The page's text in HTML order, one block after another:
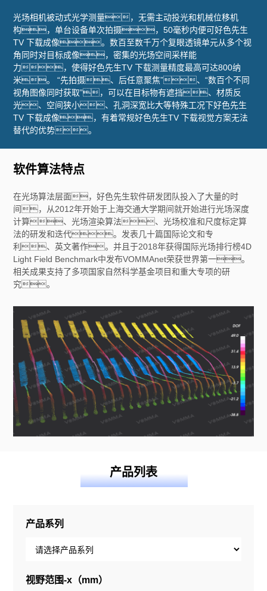
光场相机被动式光学测量，无需主动投光和机械位移机
构，单台设备单次拍摄，50毫秒内便可好色先生
TV 下载成像。数百至数千万个复眼透镜单元从多个视
角同时对目标成像，密集的光场空间采样能
力，使得好色先生TV 下载测量精度最高可达800纳
米。 “先拍摄、后任意聚焦”、“数百个不同
视角图像同时获取”，可以在目标物有遮挡、材质反
光、空间狭小、孔洞深宽比大等特殊工况下好色先生
TV 下载成像，有着常规好色先生TV 下载视觉方案无法
替代的优势。
软件算法特点
在光场算法层面，好色先生软件研发团队投入了大量的时
间，从2012年开始于上海交通大学期间就开始进行光场深度
计算、光场渲染算法、光场校准和尺度标定算
法的研发和迭代。发表几十篇国际论文和专
利、英文著作。并且于2018年获得国际光场排行榜4D
Light Field Benchmark中发布VOMMAnet荣获世界第一。
相关成果支持了多项国家自然科学基金项目和重大专项的研
究。
产品列表
产品系列
视野范围-x（mm）